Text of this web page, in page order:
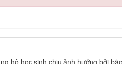
hộ học sinh chịu ảnh hưởng bởi